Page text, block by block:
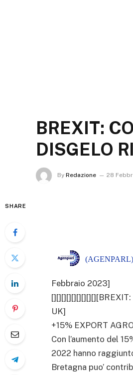
BREXIT:
DISGELO
By Redazione 28
SHARE
Febbraio 2023]
[][][][][][][][][][BREXIT:
UK]
+15% EXPORT
Con l’aumento del
2022 hanno
Bretagna puo’